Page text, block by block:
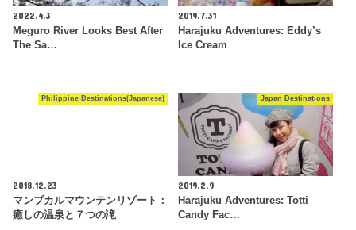
2022.4.3
Meguro River Looks Best After
The Sa…
2019.7.31
Harajuku Adventures: Eddy’s
Ice Cream
Philippine Destinations(Japanese)
2018.12.23
マンブカルマウンテンリゾート：
癒しの温泉と７つの滝
Japan Destinations
2019.2.9
Harajuku Adventures: Totti
Candy Fac…